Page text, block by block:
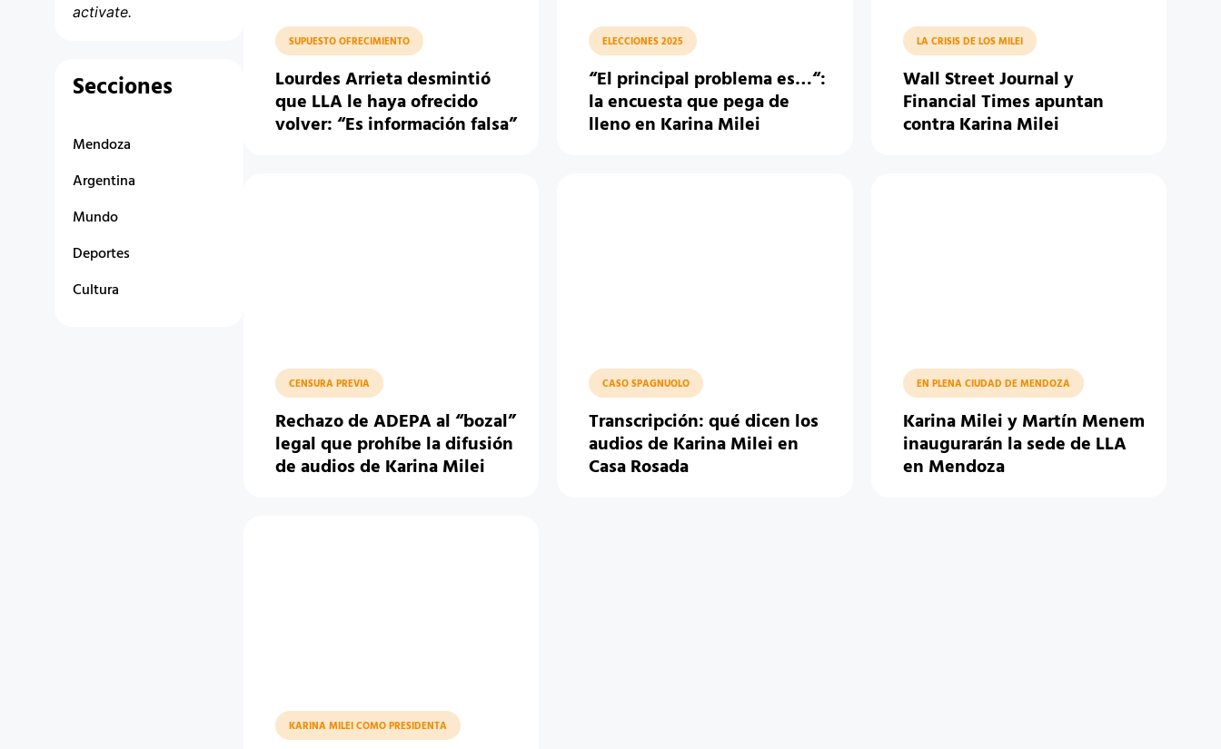
activate.
Secciones
Mendoza
Argentina
Mundo
Deportes
Cultura
SUPUESTO OFRECIMIENTO
Lourdes Arrieta desmintió
que LLA le haya ofrecido
volver: “Es información falsa”
ELECCIONES 2025
“El principal problema es…“:
la encuesta que pega de
lleno en Karina Milei
LA CRISIS DE LOS MILEI
Wall Street Journal y
Financial Times apuntan
contra Karina Milei
CENSURA PREVIA
Rechazo de ADEPA al “bozal”
legal que prohíbe la difusión
de audios de Karina Milei
CASO SPAGNUOLO
Transcripción: qué dicen los
audios de Karina Milei en
Casa Rosada
EN PLENA CIUDAD DE MENDOZA
Karina Milei y Martín Menem
inaugurarán la sede de LLA
en Mendoza
KARINA MILEI COMO PRESIDENTA